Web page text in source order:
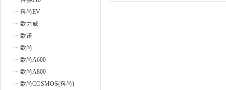
科尚EV
欧力威
欧诺
欧尚
欧尚A600
欧尚A800
欧尚COSMOS(科尚)